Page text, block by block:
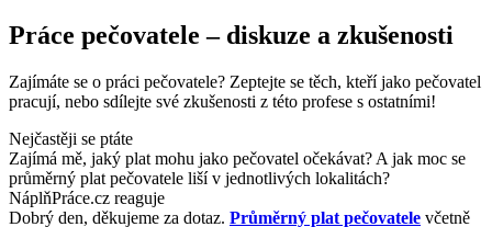
Práce pečovatele – diskuze a zkušenosti
Zajímáte se o práci pečovatele? Zeptejte se těch, kteří jako pečovatel
pracují, nebo sdílejte své zkušenosti z této profese s ostatními!
Nejčastěji se ptáte
Zajímá mě, jaký plat mohu jako pečovatel očekávat? A jak moc se
průměrný plat pečovatele liší v jednotlivých lokalitách?
NáplňPráce.cz reaguje
Dobrý den, děkujeme za dotaz. Průměrný plat pečovatele včetně